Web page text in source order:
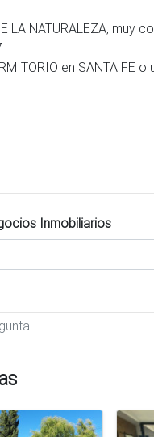
LA NATURALEZA, muy
Inmobiliarios